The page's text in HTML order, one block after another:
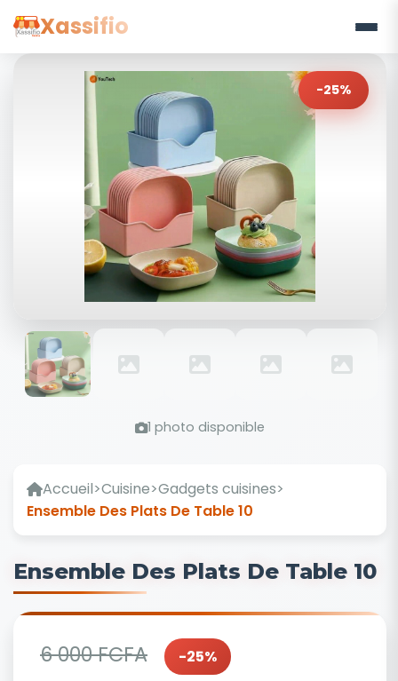
Xassifio
-25%
1 photo disponible
Accueil>Cuisine>Gadgets cuisines>
Ensemble Des Plats De Table 10
Ensemble Des Plats De Table 10
6 000 FCFA -25%